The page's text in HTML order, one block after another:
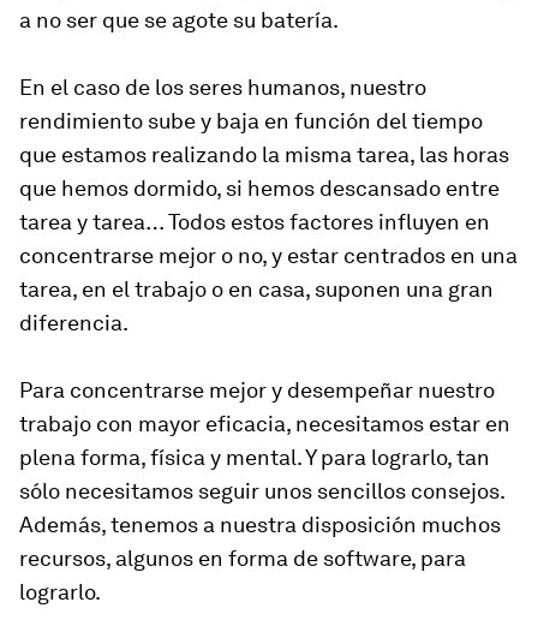
a no ser que se agote su batería.
En el caso de los seres humanos, nuestro
rendimiento sube y baja en función del tiempo
que estamos realizando la misma tarea, las horas
que hemos dormido, si hemos descansado entre
tarea y tarea… Todos estos factores influyen en
concentrarse mejor o no, y estar centrados en una
tarea, en el trabajo o en casa, suponen una gran
diferencia.
Para concentrarse mejor y desempeñar nuestro
trabajo con mayor eficacia, necesitamos estar en
plena forma, física y mental. Y para lograrlo, tan
sólo necesitamos seguir unos sencillos consejos.
Además, tenemos a nuestra disposición muchos
recursos, algunos en forma de software, para
lograrlo.